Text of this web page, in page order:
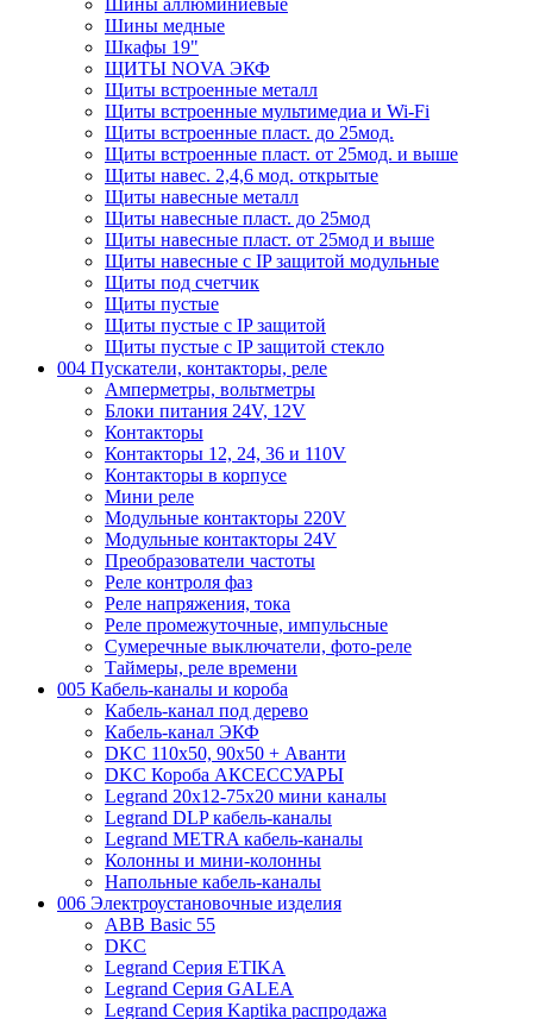
Шины аллюминиевые
Шины медные
Шкафы 19"
ЩИТЫ NOVA ЭКФ
Щиты встроенные металл
Щиты встроенные мультимедиа и Wi-Fi
Щиты встроенные пласт. до 25мод.
Щиты встроенные пласт. от 25мод. и выше
Щиты навес. 2,4,6 мод. открытые
Щиты навесные металл
Щиты навесные пласт. до 25мод
Щиты навесные пласт. от 25мод и выше
Щиты навесные с IP защитой модульные
Щиты под счетчик
Щиты пустые
Щиты пустые с IP защитой
Щиты пустые с IP защитой стекло
004 Пускатели, контакторы, реле
Амперметры, вольтметры
Блоки питания 24V, 12V
Контакторы
Контакторы 12, 24, 36 и 110V
Контакторы в корпусе
Мини реле
Модульные контакторы 220V
Модульные контакторы 24V
Преобразователи частоты
Реле контроля фаз
Реле напряжения, тока
Реле промежуточные, импульсные
Сумеречные выключатели, фото-реле
Таймеры, реле времени
005 Кабель-каналы и короба
Кабель-канал под дерево
Кабель-канал ЭКФ
DKC 110х50, 90х50 + Аванти
DKC Короба АКСЕССУАРЫ
Legrand 20х12-75х20 мини каналы
Legrand DLP кабель-каналы
Legrand METRA кабель-каналы
Колонны и мини-колонны
Напольные кабель-каналы
006 Электроустановочные изделия
ABB Basic 55
DKC
Legrand Серия ETIKA
Legrand Серия GALEA
Legrand Серия Kaptika распродажа